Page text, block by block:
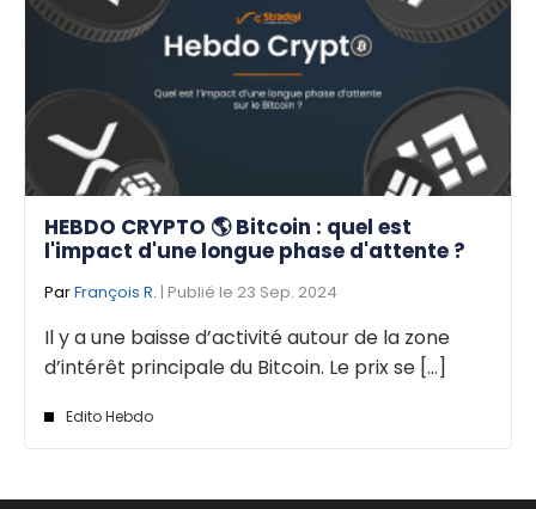
HEBDO CRYPTO 🌎 Bitcoin : quel est
l'impact d'une longue phase d'attente ?
ParFrançois R. | Publié le 23 Sep. 2024
Il y a une baisse d’activité autour de la zone
d’intérêt principale du Bitcoin. Le prix se [...]
Edito Hebdo